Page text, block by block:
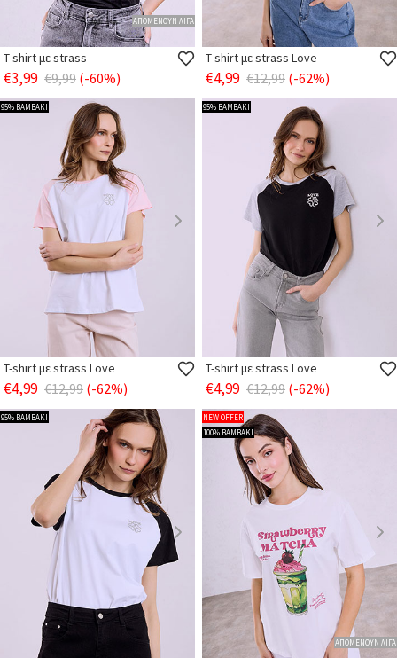
ΑΠΟΜΕΝΟΥΝ ΛΙΓΑ
T-shirt με strass
€3,99 €9,99 (-60%)
T-shirt με strass Love
€4,99 €12,99 (-62%)
95% ΒΑΜΒΑΚΙ
T-shirt με strass Love
€4,99 €12,99 (-62%)
95% ΒΑΜΒΑΚΙ
T-shirt με strass Love
€4,99 €12,99 (-62%)
95% ΒΑΜΒΑΚΙ
NEW OFFER
100% ΒΑΜΒΑΚΙ
ΑΠΟΜΕΝΟΥΝ ΛΙΓΑ